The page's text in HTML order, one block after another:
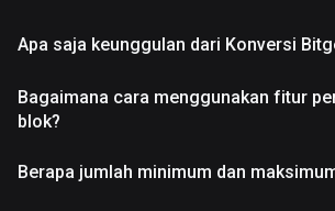
Apa saja keunggulan dari Konversi
Bagaimana cara menggunakan fitur
blok?
Berapa jumlah minimum dan